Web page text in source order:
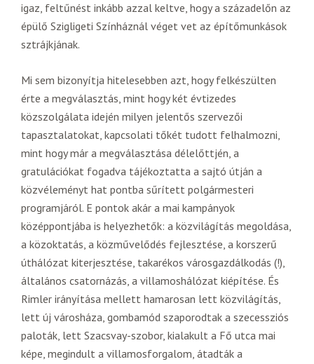
igaz, feltűnést inkább azzal keltve, hogy a századelőn az
épülő Szigligeti Színháznál véget vet az építőmunkások
sztrájkjának.
Mi sem bizonyítja hitelesebben azt, hogy felkészülten
érte a megválasztás, mint hogy két évtizedes
közszolgálata idején milyen jelentős szervezői
tapasztalatokat, kapcsolati tőkét tudott felhalmozni,
mint hogy már a megválasztása délelőttjén, a
gratulációkat fogadva tájékoztatta a sajtó útján a
közvéleményt hat pontba sűrített polgármesteri
programjáról. E pontok akár a mai kampányok
középpontjába is helyezhetők: a közvilágítás megoldása,
a közoktatás, a közművelődés fejlesztése, a korszerű
úthálózat kiterjesztése, takarékos városgazdálkodás (!),
általános csatornázás, a villamoshálózat kiépítése. És
Rimler irányítása mellett hamarosan lett közvilágítás,
lett új városháza, gombamód szaporodtak a szecessziós
paloták, lett Szacsvay-szobor, kialakult a Fő utca mai
képe, megindult a villamosforgalom, átadták a